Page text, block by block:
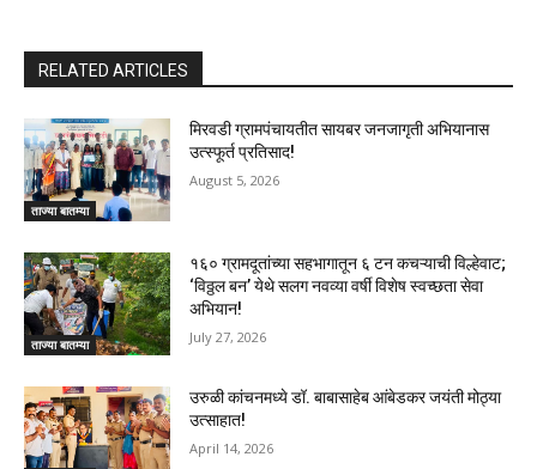
RELATED ARTICLES
ताज्या बातम्या
मिरवडी ग्रामपंचायतीत सायबर जनजागृती अभियानास
उत्स्फूर्त प्रतिसाद!
August 5, 2026
ताज्या बातम्या
१६० ग्रामदूतांच्या सहभागातून ६ टन कचऱ्याची विल्हेवाट;
‘विठ्ठल बन’ येथे सलग नवव्या वर्षी विशेष स्वच्छता सेवा
अभियान!
July 27, 2026
उरुळी कांचनमध्ये डॉ. बाबासाहेब आंबेडकर जयंती मोठ्या
उत्साहात!
April 14, 2026